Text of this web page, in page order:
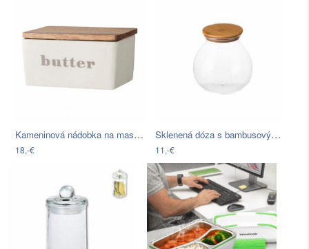
Kameninová nádobka na maslo s viečkom z…
18,-€
Sklenená dóza s bambusovým viečkom…
11,-€